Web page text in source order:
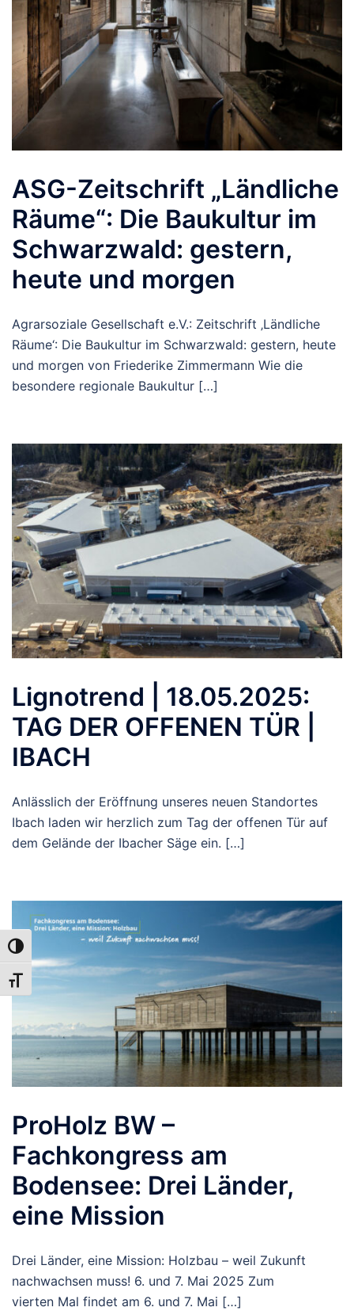
UMSCHALTEN AUF HOHE KONTRASTE
SCHRIFT VERGRÖSSERN
ASG-Zeitschrift „Ländliche
Räume“: Die Baukultur im
Schwarzwald: gestern,
heute und morgen
Agrarsoziale Gesellschaft e.V.: Zeitschrift ‚Ländliche
Räume‘: Die Baukultur im Schwarzwald: gestern, heute
und morgen von Friederike Zimmermann Wie die
besondere regionale Baukultur […]
Lignotrend | 18.05.2025:
TAG DER OFFENEN TÜR |
IBACH
Anlässlich der Eröffnung unseres neuen Standortes
Ibach laden wir herzlich zum Tag der offenen Tür auf
dem Gelände der Ibacher Säge ein. […]
ProHolz BW –
Fachkongress am
Bodensee: Drei Länder,
eine Mission
Drei Länder, eine Mission: Holzbau – weil Zukunft
nachwachsen muss! 6. und 7. Mai 2025 Zum
vierten Mal findet am 6. und 7. Mai […]